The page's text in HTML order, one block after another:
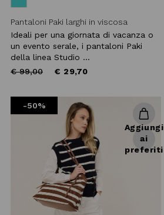
Pantaloni Paki larghi in viscosa
Ideali per una giornata di vacanza o
un evento serale, i pantaloni Paki
della linea Studio ...
Price
€ 99,00to € 29,70
-50%
Aggiungi
ai
preferiti